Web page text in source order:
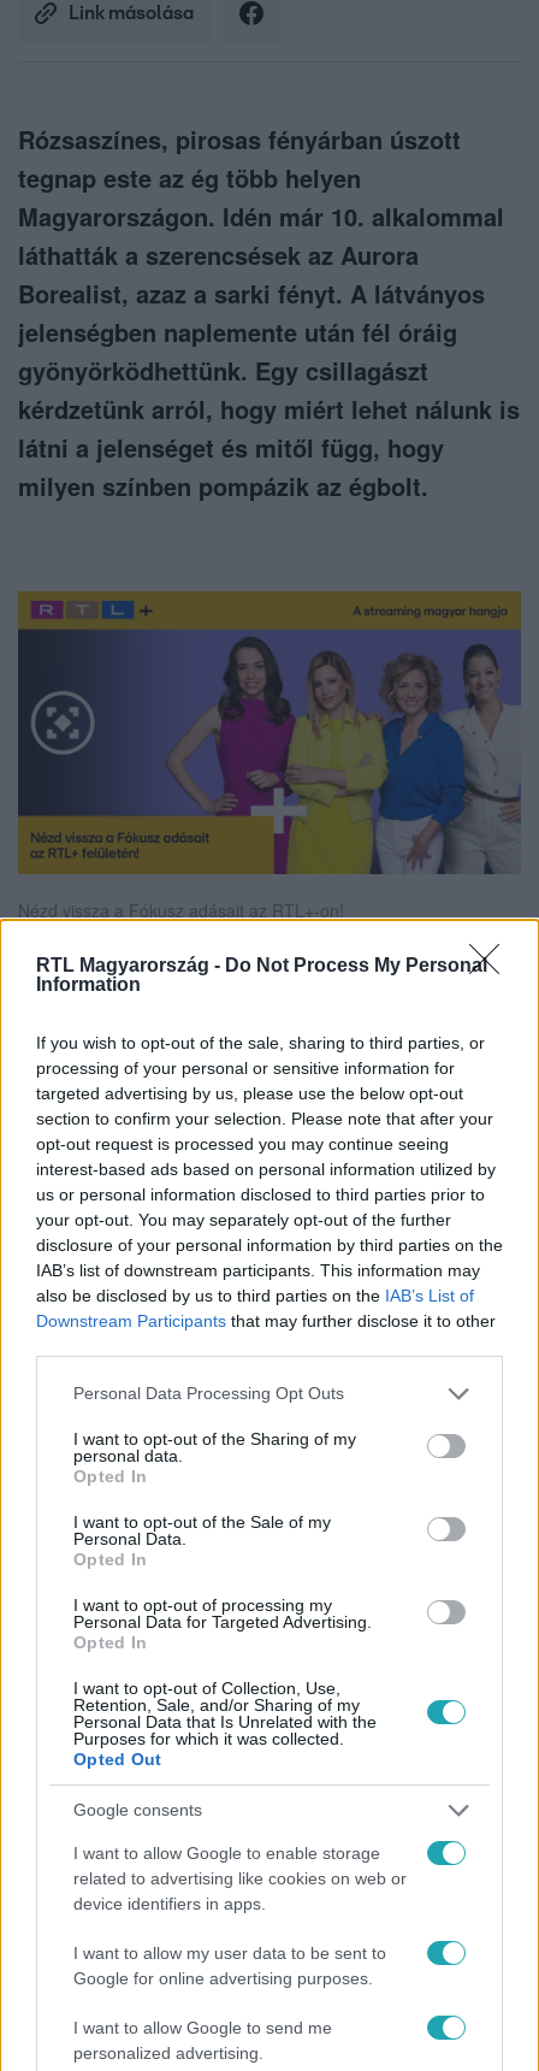
RTL Magyarország - Do Not Process My Personal
Information
If you wish to opt-out of the sale, sharing to third parties, or
processing of your personal or sensitive information for
targeted advertising by us, please use the below opt-out
section to confirm your selection. Please note that after your
opt-out request is processed you may continue seeing
interest-based ads based on personal information utilized by
us or personal information disclosed to third parties prior to
your opt-out. You may separately opt-out of the further
disclosure of your personal information by third parties on the
IAB’s list of downstream participants. This information may
also be disclosed by us to third parties on the IAB’s List of
Downstream Participants that may further disclose it to other
Please note that this website/app uses one or more Google
not limited to your visit or usage behaviour. You may click to
grant or deny consent to Google and its third-party tags to
use your data for below specified purposes in below Google
consent section.
Personal Data Processing Opt Outs
I want to opt-out of the Sharing of my
personal data.
Opted In
I want to opt-out of the Sale of my
Personal Data.
Opted In
I want to opt-out of processing my
Personal Data for Targeted Advertising.
Opted In
I want to opt-out of Collection, Use,
Retention, Sale, and/or Sharing of my
Personal Data that Is Unrelated with the
Purposes for which it was collected.
Opted Out
Google consents
I want to allow Google to enable storage
related to advertising like cookies on web or
device identifiers in apps.
I want to allow my user data to be sent to
Google for online advertising purposes.
I want to allow Google to send me
personalized advertising.
Link másolása
Rózsaszínes, pirosas fényárban úszott
tegnap este az ég több helyen
Magyarországon. Idén már 10. alkalommal
láthatták a szerencsések az Aurora
Borealist, azaz a sarki fényt. A látványos
jelenségben naplemente után fél óráig
gyönyörködhettünk. Egy csillagászt
kérdzetünk arról, hogy miért lehet nálunk is
látni a jelenséget és mitől függ, hogy
milyen színben pompázik az égbolt.
Nézd vissza a Fókusz adásait az RTL+-on!
legyen a Google-találatokban!
Kövess minket, és értesülj a friss hírekről a
Követem
FÓKUSZ #VIDEÓ #ADÁSRÉSZLETEK
SARKI FÉNY
NAPKITÖRÉS
Népszerű